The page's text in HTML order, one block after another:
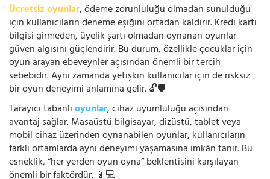
Ücretsiz oyunlar, ödeme zorunluluğu olmadan sunulduğu
için kullanıcıların deneme eşiğini ortadan kaldırır. Kredi kartı
bilgisi girmeden, üyelik şartı olmadan oynanan oyunlar
güven algısını güçlendirir. Bu durum, özellikle çocuklar için
oyun arayan ebeveynler açısından önemli bir tercih
sebebidir. Aynı zamanda yetişkin kullanıcılar için de risksiz
bir oyun deneyimi anlamına gelir. 🔓🛡️
Tarayıcı tabanlıoyunlar, cihaz uyumluluğu açısından
avantaj sağlar. Masaüstü bilgisayar, dizüstü, tablet veya
mobil cihaz üzerinden oynanabilen oyunlar, kullanıcıların
farklı ortamlarda aynı deneyimi yaşamasına imkân tanır. Bu
esneklik, “her yerden oyun oyna” beklentisini karşılayan